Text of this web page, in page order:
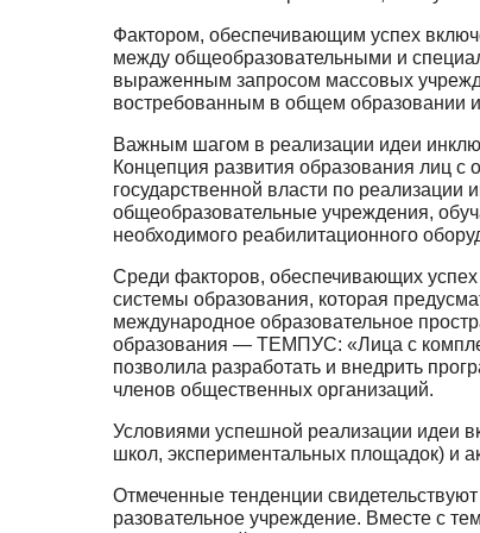
Фактором, обеспечивающим успех
между об­щеобразовательными и
выраженным запросом массовых
востребованным в общем об­разовании
Важным шагом в реализации идеи
Кон­цепция развития образования лиц
государственной влас­ти по
общеобразовательные уч­реждения,
необходимого реабилитацион­ного
Среди факторов, обеспечивающих успех
системы об­разования, которая
международное образо­вательное
образования — ТЕМПУС: «Лица с
позволила разработать и внедрить
членов общественных организаций.
Условиями успешной реализации идеи
школ, экспериментальных площадок) и
Отмеченные тенденции
разовательное учреждение. Вместе с